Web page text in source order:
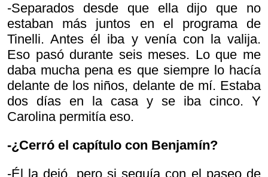
-Separados desde que ella dijo que no
estaban más juntos en el programa de
Tinelli. Antes él iba y venía con la valija.
Eso pasó durante seis meses. Lo que me
daba mucha pena es que siempre lo hacía
delante de los niños, delante de mí. Estaba
dos días en la casa y se iba cinco. Y
Carolina permitía eso.
-¿Cerró el capítulo con Benjamín?
-Él la dejó, pero si seguía con el paseo de